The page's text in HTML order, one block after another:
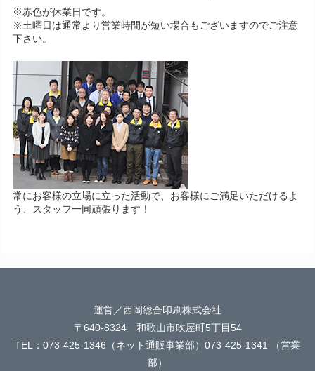
※赤色が休業日です。
※土曜日は通常より営業時間が短い場合もございますのでご注意
下さい。
常にお客様の立場に立った活動で、お客様にご満足いただけるよ
う、スタッフ一同頑張ります！
運営／西岡総合印刷株式会社
〒640-8324 和歌山市吹屋町5丁目54
TEL：073-425-1346（ネット通販事業部）073-425-1341 （営業
部）